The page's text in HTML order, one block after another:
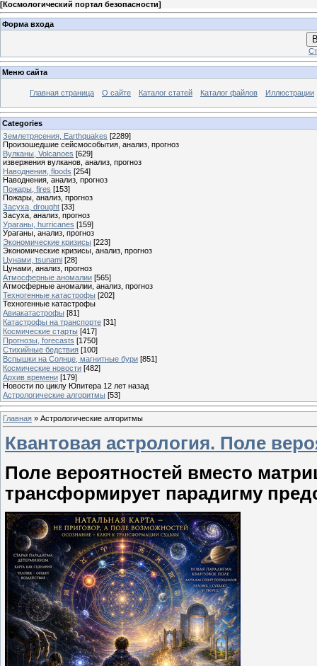
[Космологический портал безопасности]
Форма входа
Меню сайта
Главная страница О сайте Каталог статей Каталог файлов Иллюстрации
Categories
Землетрясения, Earthquakes [2289]
Произошедшие сейсмособытия, анализ, прогноз
Вулканы, Volcanoes [629]
извержения вулканов, анализ, прогноз
Наводнения, floods [254]
Наводнения, анализ, прогноз
Пожары, fires [153]
Пожары, анализ, прогноз
Засуха, drought [33]
Засуха, анализ, прогноз
Ураганы, hurricanes [159]
Ураганы, анализ, прогноз
Экономические кризисы [223]
Экономические кризисы, анализ, прогноз
Цунами, tsunami [28]
Цунами, анализ, прогноз
Атмосферные аномалии [565]
Атмосферные аномалии, анализ, прогноз
Техногенные катастрофы [202]
Техногенные катастрофы
Авиакатастрофы [81]
Катастрофы на транспорте [31]
Космические старты [417]
Прогнозы, forecasts [1750]
Стихийные бедствия [100]
Вспышки на Солнце, магнитные бури [851]
Космические новости [482]
Архив времени [179]
Новости по циклу Юпитера 12 лет назад
Астрологические алгоритмы [53]
Главная » Астрологические алгоритмы
Квантовая астрология. Поле
Поле вероятностей вместо
трансформирует парадигму